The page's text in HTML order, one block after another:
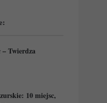
Twierdza
10 miejsc,